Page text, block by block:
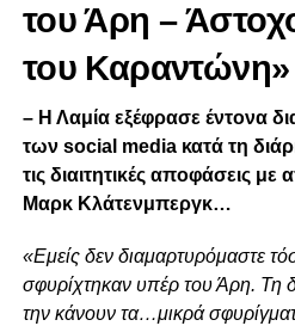
του Άρη –
του Καραντώνη»
– Η Λαμία εξέφρασε έντονα
των social mediaκατά τη
τις διαιτητικές αποφάσεις με
Μαρκ Kλάτενμπεργκ…
«Εμείς δεν διαμαρτυρόμαστε
σφυρίχτηκαν υπέρ του Άρη. Τη
την κάνουν τα…μικρά